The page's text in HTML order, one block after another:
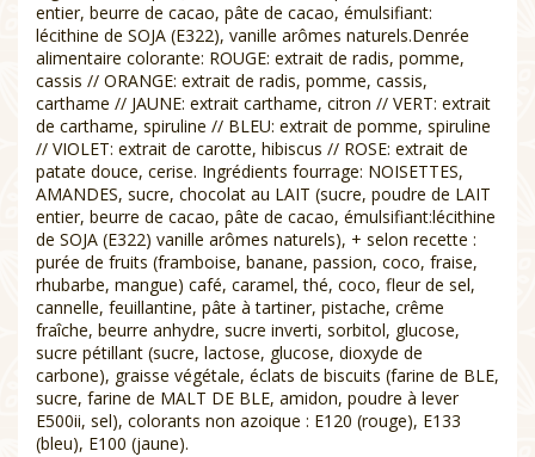
entier, beurre de cacao, pâte de cacao, émulsifiant:
lécithine de SOJA (E322), vanille arômes naturels.Denrée
alimentaire colorante: ROUGE: extrait de radis, pomme,
cassis // ORANGE: extrait de radis, pomme, cassis,
carthame // JAUNE: extrait carthame, citron // VERT: extrait
de carthame, spiruline // BLEU: extrait de pomme, spiruline
// VIOLET: extrait de carotte, hibiscus // ROSE: extrait de
patate douce, cerise. Ingrédients fourrage: NOISETTES,
AMANDES, sucre, chocolat au LAIT (sucre, poudre de LAIT
entier, beurre de cacao, pâte de cacao, émulsifiant:lécithine
de SOJA (E322) vanille arômes naturels), + selon recette :
purée de fruits (framboise, banane, passion, coco, fraise,
rhubarbe, mangue) café, caramel, thé, coco, fleur de sel,
cannelle, feuillantine, pâte à tartiner, pistache, crême
fraîche, beurre anhydre, sucre inverti, sorbitol, glucose,
sucre pétillant (sucre, lactose, glucose, dioxyde de
carbone), graisse végétale, éclats de biscuits (farine de BLE,
sucre, farine de MALT DE BLE, amidon, poudre à lever
E500ii, sel), colorants non azoique : E120 (rouge), E133
(bleu), E100 (jaune).